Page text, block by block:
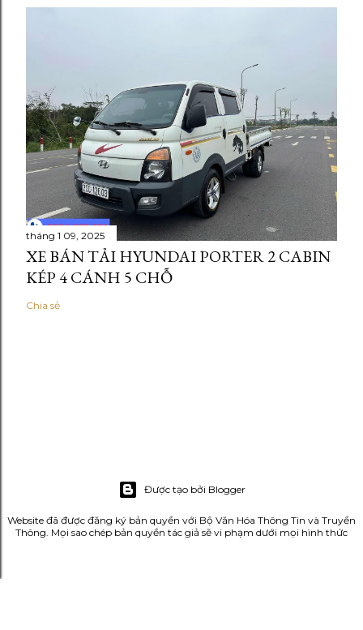
tháng 1 09, 2025
XE BÁN TẢI HYUNDAI PORTER 2 CABIN
KÉP 4 CÁNH 5 CHỖ
Chia sẻ
Được tạo bởi Blogger
Website đã được đăng ký bản quyền với Bộ Văn Hóa Thông Tin và Truyền
Thông. Mọi sao chép bản quyền tác giả sẽ vi phạm dưới mọi hình thức